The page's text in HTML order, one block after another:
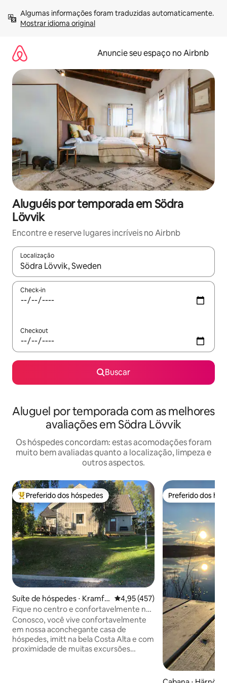
para
Mostrar idioma original
Anuncie seu espaço no Airbnb
Aluguéis por temporada em Södra
Lövvik
Encontre e reserve lugares incríveis no Airbnb
Localização
Quando os resultados estiverem disponíveis, explore-os
Check-in
Checkout
Buscar
Aluguel por temporada com as melhores
avaliações em Södra Lövvik
Os hóspedes concordam: estas acomodações foram
muito bem avaliadas quanto a localização, limpeza e
outros aspectos.
Entre os melhores preferidos dos hóspedes
Preferido dos hóspedes
Suíte de hóspedes ⋅ Kramfo
rs
4,95 de uma avaliação média de
4,95 (457)
Fique no centro e confortavelmente na
bela Höga Kusten!
Conosco, você vive confortavelmente
em nossa aconchegante casa de
hóspedes, imitt na bela Costa Alta e com
proximidade de muitas excursões
Preferido dos
Preferido dos